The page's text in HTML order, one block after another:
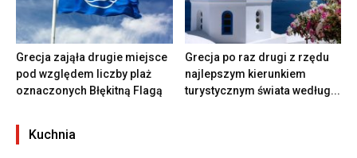
Grecja zająła drugie miejsce
pod względem liczby plaż
oznaczonych Błękitną Flagą
Grecja po raz drugi z rzędu
najlepszym kierunkiem
turystycznym świata według...
Kuchnia